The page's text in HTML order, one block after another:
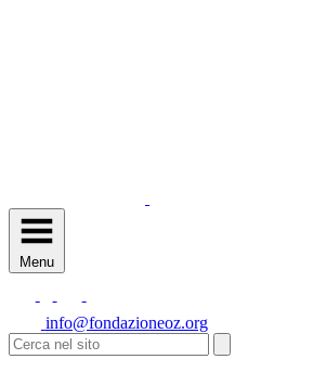
Menu
info@fondazioneoz.org